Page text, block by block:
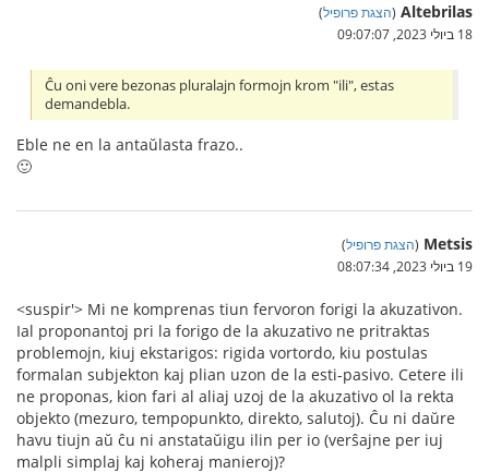
Altebrilas
(הצגת פרופיל)
18 ביולי 2023, 09:07:07
Ĉu oni vere bezonas pluralajn formojn krom "ili", estas
demandebla.
Eble ne en la antaŭlasta frazo..
🙂
Metsis
(הצגת פרופיל)
19 ביולי 2023, 08:07:34
<suspir'> Mi ne komprenas tiun fervoron forigi la akuzativon.
Ial proponantoj pri la forigo de la akuzativo ne pritraktas
problemojn, kiuj ekstarigos: rigida vortordo, kiu postulas
formalan subjekton kaj plian uzon de la esti-pasivo. Cetere ili
ne proponas, kion fari al aliaj uzoj de la akuzativo ol la rekta
objekto (mezuro, tempopunkto, direkto, salutoj). Ĉu ni daŭre
havu tiujn aŭ ĉu ni anstataŭigu ilin per io (verŝajne per iuj
malpli simplaj kaj koheraj manieroj)?